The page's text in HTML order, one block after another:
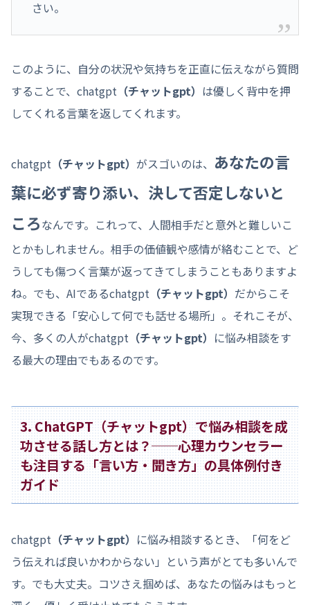
さい。
このように、自分の状況や気持ちを正直に伝えながら質問
することで、chatgpt （チャットgpt） は優しく背中を押
してくれる言葉を返してくれます。
chatgpt （チャットgpt） がスゴいのは、 あなたの言
葉に必ず寄り添い、決して否定しないと
ころなんです。これって、人間相手だと意外と難しいこ
とかもしれません。相手の価値観や感情が絡むことで、ど
うしても傷つく言葉が返ってきてしまうこともありますよ
ね。でも、AIであるchatgpt （チャットgpt） だからこそ
実現できる「安心して何でも話せる場所」。それこそが、
今、多くの人がchatgpt （チャットgpt） に悩み相談をす
る最大の理由でもあるのです。
3. ChatGPT（チャットgpt）で悩み相談を成
功させる話し方とは？──心理カウンセラー
も注目する「言い方・聞き方」の具体例付き
ガイド
chatgpt （チャットgpt） に悩み相談するとき、「何をど
う伝えれば良いかわからない」という声がとても多いんで
す。でも大丈夫。コツさえ掴めば、あなたの悩みはもっと